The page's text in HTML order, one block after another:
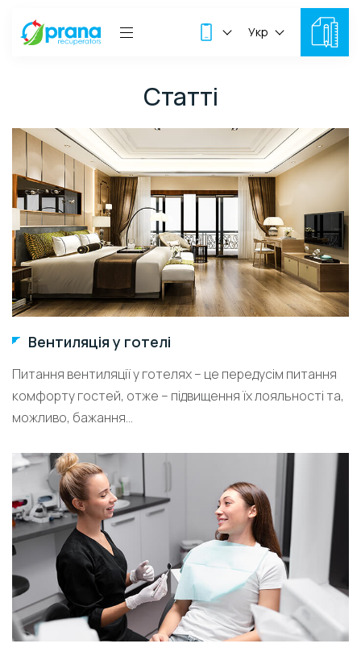
Укр
Статті
Вентиляція у готелі
Питання вентиляції у готелях – це передусім питання
комфорту гостей, отже – підвищення їх лояльності та,
можливо, бажання...